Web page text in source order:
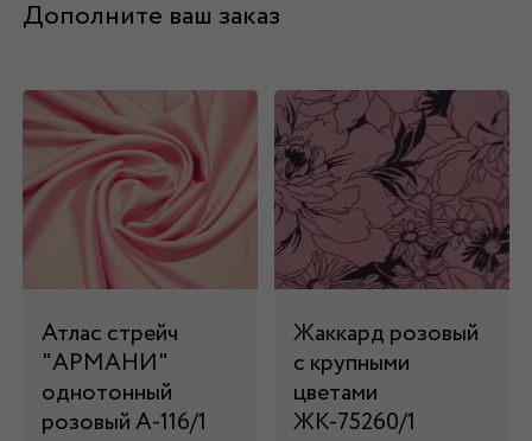
Дополните ваш заказ
Атлас стрейч
"APMAНИ"
однотонный
розовый А-116/1
Жаккард розовый
с крупными
цветами
ЖК-75260/1